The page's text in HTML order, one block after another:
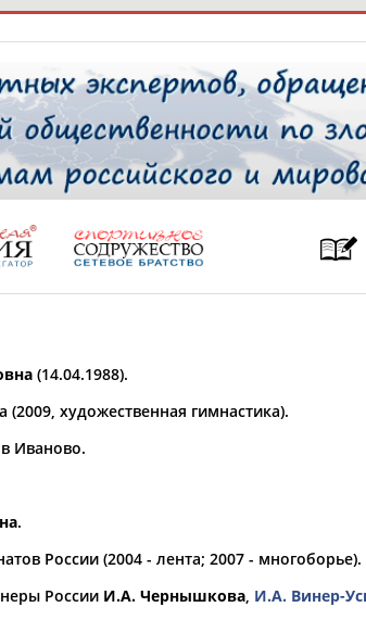
ТАБЛО
ПЛОЩАДКА
* для действующих спортсменов
мм год
(14.04.1988).
художественная гимнастика).
Иваново.
.
России (2004 - лента; 2007 - многоборье).
России И.А. Чернышкова И.А. Винер-